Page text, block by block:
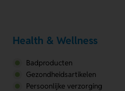
Health & Wellness
Badproducten
Gezondheidsartikelen
Persoonlijke verzorging